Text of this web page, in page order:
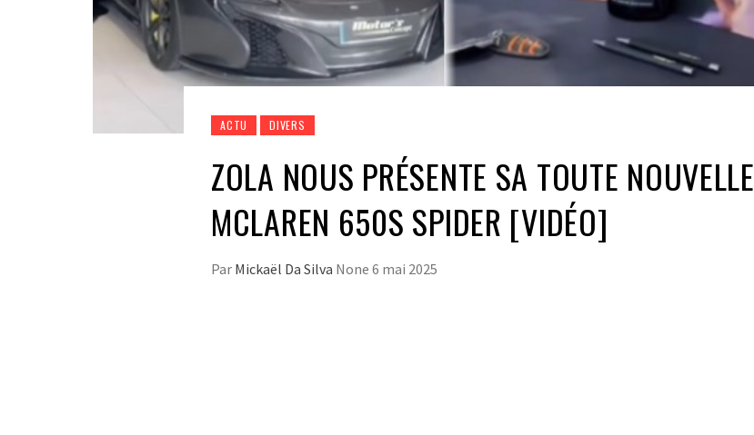
ACTU DIVERS
ZOLA NOUS PRÉSENTE SA TOUTE NOUVELLE
MCLAREN 650S SPIDER [VIDÉO]
Par Mickaël Da Silva None 6 mai 2025